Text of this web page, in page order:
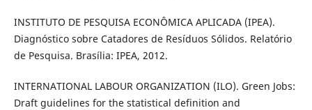
INSTITUTO DE PESQUISA ECONÔMICA APLICADA (IPEA).
Diagnóstico sobre Catadores de Resíduos Sólidos. Relatório
de Pesquisa. Brasília: IPEA, 2012.
INTERNATIONAL LABOUR ORGANIZATION (ILO). Green Jobs:
Draft guidelines for the statistical definition and